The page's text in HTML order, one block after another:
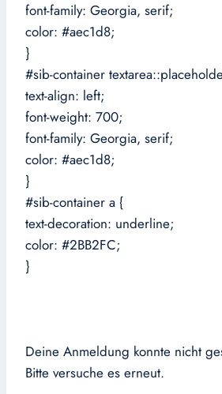
font-family: Georgia, serif;
color: #aec1d8;
}
#sib-container
text-align: left;
font-weight: 700;
font-family: Georgia, serif;
color: #aec1d8;
}
#sib-container a {
text-decoration: underline;
color: #2BB2FC;
}
Deine Anmeldung konnte nicht
Bitte versuche es erneut.